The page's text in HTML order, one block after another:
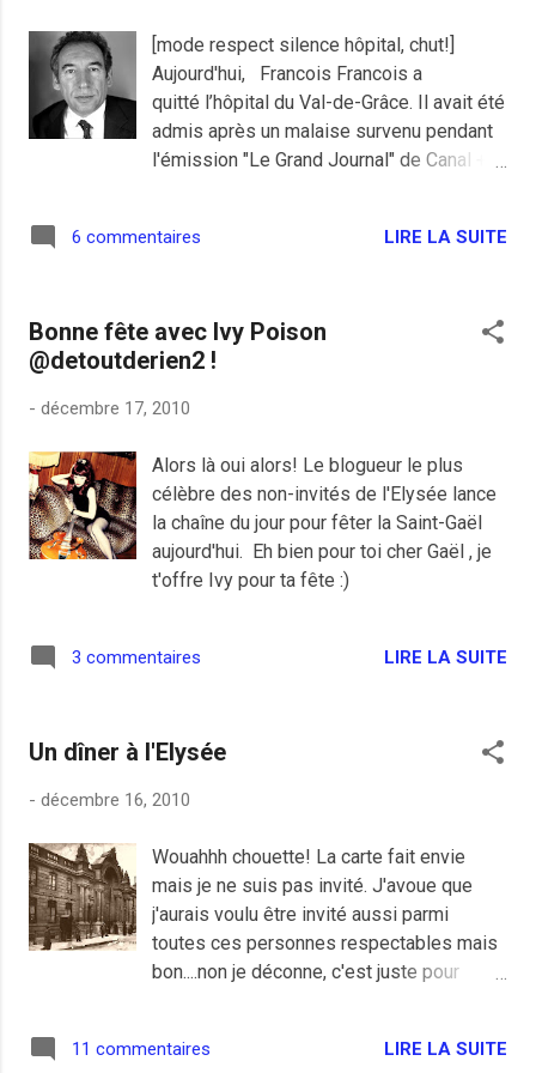
à visiter les miséreux et s'est fait un peu de publicité
pour les élections de 2012, il dit les comprendre, lui issu
des milieux aisés, il en est sorti content de sa visite des
pauvres, un peu comme on sort pour aller au cirque pour
aller v...
[mode respect silence hôpital, chut!]
Aujourd'hui, Francois Francois a
quitté l’hôpital du Val-de-Grâce. Il avait été
admis après un malaise survenu pendant
l'émission "Le Grand Journal" de Canal +,
pouvait servir enfin pour la France. N'ayant
attention pendant l'émission. Cela peut
expliquer certaines absences sur le
n'entendait pas ce qu'on lui disait. Une
seul au monde. Un peu comme si il était
un président du MoDem. Finalement tout
est normal, un peu de repos en compagnie
de la tête d'Henri IV suffira.
6 commentaires LIRE LA SUITE
Bonne fête avec Ivy Poison
@detoutderien2 !
- décembre 17, 2010
Alors là oui alors! Le blogueur le plus
célèbre des non-invités de l'Elysée lance
la chaîne du jour pour fêter la Saint-Gaël
aujourd'hui. Eh bien pour toi cher Gaël , je
t'offre Ivy pour ta fête :)
3 commentaires LIRE LA SUITE
Un dîner à l'Elysée
- décembre 16, 2010
Wouahhh chouette! La carte fait envie
mais je ne suis pas invité. J'avoue que
j'aurais voulu être invité aussi parmi
toutes ces personnes respectables mais
bon....non je déconne, c'est juste pour
soir, est-ce Falconhill mais pour un gars
11 commentaires LIRE LA SUITE